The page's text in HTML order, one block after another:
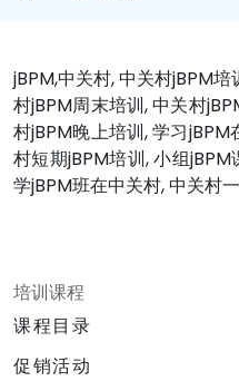
jBPM,中关村, 中关村jBPM
村jBPM周末培训, 中关村
村jBPM晚上培训, 学习jBPM
村短期jBPM培训, 小组
学jBPM班在中关村, 中关村
培训课程
课程目录
促销活动